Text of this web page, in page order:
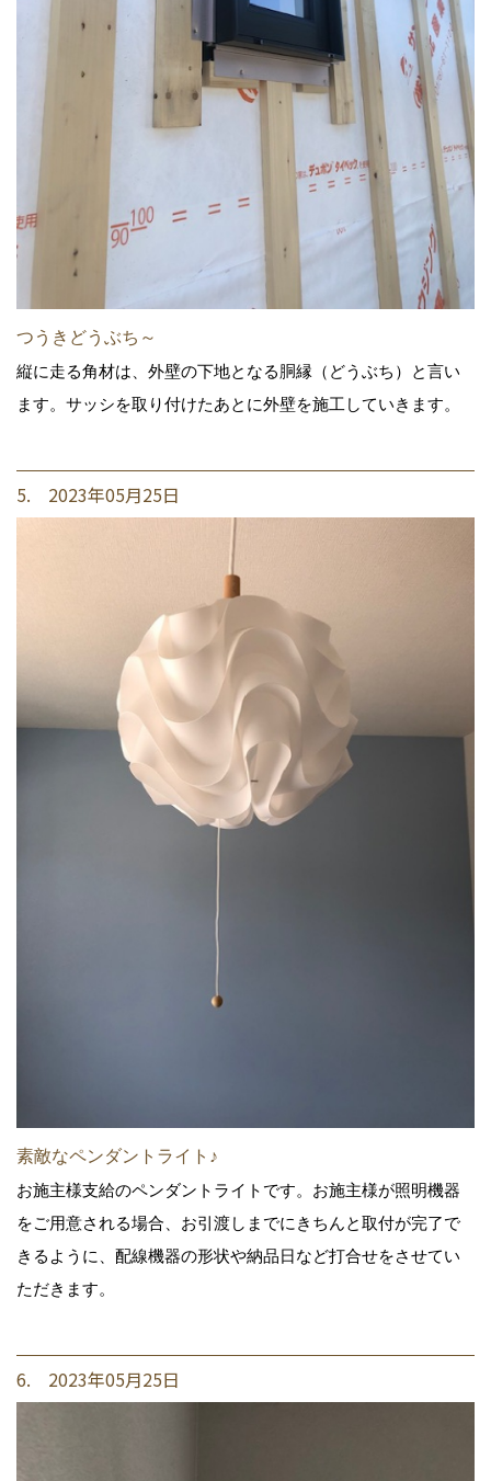
つうきどうぶち～
縦に走る角材は、外壁の下地となる胴縁（どうぶち）と言い
ます。サッシを取り付けたあとに外壁を施工していきます。
5. 2023年05月25日
素敵なペンダントライト♪
お施主様支給のペンダントライトです。お施主様が照明機器
をご用意される場合、お引渡しまでにきちんと取付が完了で
きるように、配線機器の形状や納品日など打合せをさせてい
ただきます。
6. 2023年05月25日